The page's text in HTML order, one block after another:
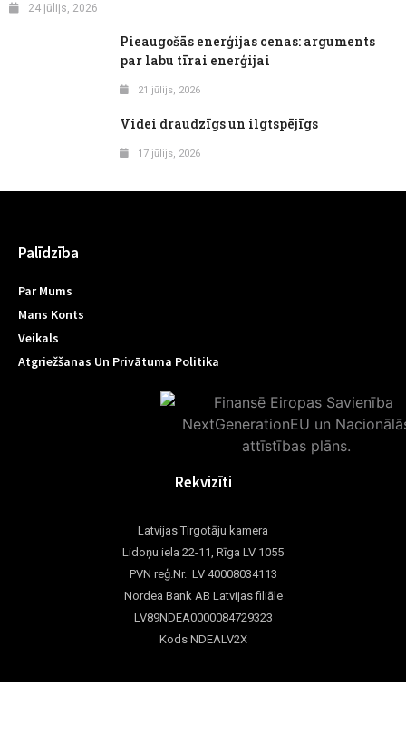
24 jūlijs, 2026
Pieaugošās enerģijas cenas: arguments
par labu tīrai enerģijai
21 jūlijs, 2026
Videi draudzīgs un ilgtspējīgs
17 jūlijs, 2026
Palīdzība
Par Mums
Mans Konts
Veikals
Atgriežšanas Un Privātuma Politika
Rekvizīti
Latvijas Tirgotāju kamera
Lidoņu iela 22-11, Rīga LV 1055
PVN reģ.Nr. LV 40008034113
Nordea Bank AB Latvijas filiāle
LV89NDEA0000084729323
Kods NDEALV2X